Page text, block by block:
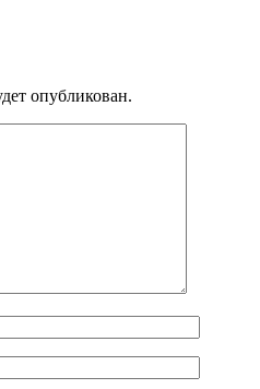
опубликован.